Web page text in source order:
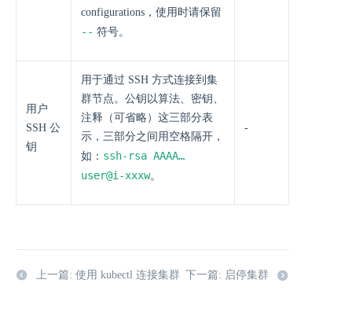
configurations，使用时请保留
-- 符号。
用户
SSH 公
钥
用于通过 SSH 方式连接到集
群节点。公钥以算法、密钥、
注释（可省略）这三部分表
示，三部分之间用空格隔开，
如： ssh-rsa AAAA…
user@i-xxxw。
-
上一篇: 使用 kubectl 连接集群 下一篇: 启停集群